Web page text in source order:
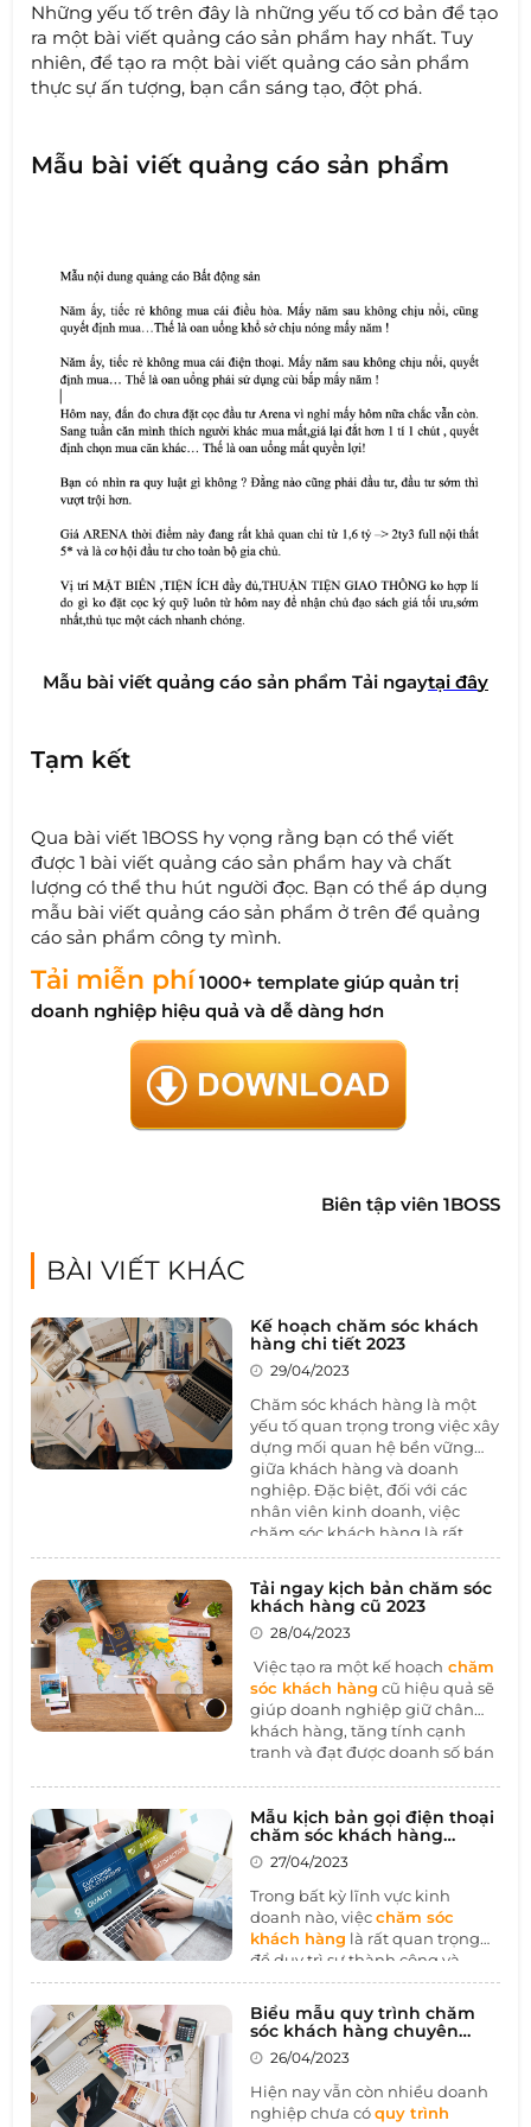
Những yếu tố trên đây là những yếu tố cơ bản để tạo
ra một bài viết quảng cáo sản phẩm hay nhất. Tuy
nhiên, để tạo ra một bài viết quảng cáo sản phẩm
thực sự ấn tượng, bạn cần sáng tạo, đột phá.
Mẫu bài viết quảng cáo sản phẩm
Mẫu bài viết quảng cáo sản phẩm Tải ngaytại đây
Tạm kết
Qua bài viết 1BOSS hy vọng rằng bạn có thể viết
được 1 bài viết quảng cáo sản phẩm hay và chất
lượng có thể thu hút người đọc. Bạn có thể áp dụng
mẫu bài viết quảng cáo sản phẩm ở trên để quảng
cáo sản phẩm công ty mình.
Tải miễn phí 1000+ template giúp quản trị
doanh nghiệp hiệu quả và dễ dàng hơn
Biên tập viên 1BOSS
BÀI VIẾT KHÁC
Kế hoạch chăm sóc khách
hàng chi tiết 2023
29/04/2023
Chăm sóc khách hàng là một
yếu tố quan trọng trong việc xây
dựng mối quan hệ bền vững
giữa khách hàng và doanh
nghiệp. Đặc biệt, đối với các
nhân viên kinh doanh, việc
chăm sóc khách hàng là rất
quan trọng để duy trì và phát
triển mối quan hệ khách hàng -
doanh nghiệp, từ đó tăng
doanh số bán hàng. Vì vậy, việc
có một kế hoạch chăm sóc
khách hàng chi tiết là vô cùng
cần thiết. Trong bài viết này,
1BOSS sẽ cung cấp cho các
nhân viên kinh doanh mộtkế
hoạch chăm sóc khách hàng
chi tiết nhất để giúp họ đạt
được kết quả kinh doanh tốt
nhất có thể.
Tải ngay kịch bản chăm sóc
khách hàng cũ 2023
28/04/2023
Việc tạo ra một kế hoạch chăm
sóc khách hàng cũ hiệu quả sẽ
giúp doanh nghiệp giữ chân
khách hàng, tăng tính cạnh
tranh và đạt được doanh số bán
hàng cũ 2023 để giúp doanh
nghiệp thực hiện các hoạt động
chăm sóc khách hàng cũ một
quả hơn.
Mẫu kịch bản gọi điện thoại
chăm sóc khách hàng
chuyên nghiệp
27/04/2023
Trong bất kỳ lĩnh vực kinh
doanh nào, việcchăm sóc
khách hàng là rất quan trọng
để duy trì sự thành công và
tăng trưởng. Và một trong
những cách hiệu quả để chăm
sóc khách hàng chính là gọi
điện thoại trực tiếp để tương
tác và giải đáp thắc mắc của họ.
Tuy nhiên, để đạt được hiệu
quả cao nhất từ cuộc gọi, việc
Biểu mẫu quy trình chăm
sóc khách hàng chuyên
nghiệp nhất 2023
26/04/2023
Hiện nay vẫn còn nhiều doanh
nghiệp chưa cóquy trình